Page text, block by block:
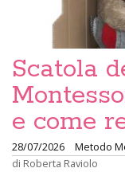
Scatola
e come
28/07/2026
Metodo
di Roberta Raviolo